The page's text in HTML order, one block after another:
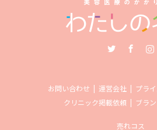
お問い合わせ 運営会社
プラ
クリニック掲載依頼
ブラ
売れコス